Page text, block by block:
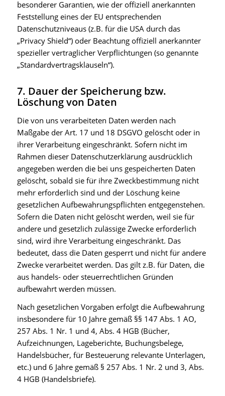
besonderer Garantien, wie der offiziell anerkannten
Feststellung eines der EU entsprechenden
Datenschutzniveaus (z.B. für die USA durch das
„Privacy Shield“) oder Beachtung offiziell anerkannter
spezieller vertraglicher Verpflichtungen (so genannte
„Standardvertragsklauseln“).
7. Dauer der Speicherung bzw.
Löschung von Daten
Die von uns verarbeiteten Daten werden nach
Maßgabe der Art. 17 und 18 DSGVO gelöscht oder in
ihrer Verarbeitung eingeschränkt. Sofern nicht im
Rahmen dieser Datenschutzerklärung ausdrücklich
angegeben werden die bei uns gespeicherten Daten
gelöscht, sobald sie für ihre Zweckbestimmung nicht
mehr erforderlich sind und der Löschung keine
gesetzlichen Aufbewahrungspflichten entgegenstehen.
Sofern die Daten nicht gelöscht werden, weil sie für
andere und gesetzlich zulässige Zwecke erforderlich
sind, wird ihre Verarbeitung eingeschränkt. Das
bedeutet, dass die Daten gesperrt und nicht für andere
Zwecke verarbeitet werden. Das gilt z.B. für Daten, die
aus handels- oder steuerrechtlichen Gründen
aufbewahrt werden müssen.
Nach gesetzlichen Vorgaben erfolgt die Aufbewahrung
insbesondere für 10 Jahre gemäß §§ 147 Abs. 1 AO,
257 Abs. 1 Nr. 1 und 4, Abs. 4 HGB (Bücher,
Aufzeichnungen, Lageberichte, Buchungsbelege,
Handelsbücher, für Besteuerung relevante Unterlagen,
etc.) und 6 Jahre gemäß § 257 Abs. 1 Nr. 2 und 3, Abs.
4 HGB (Handelsbriefe).